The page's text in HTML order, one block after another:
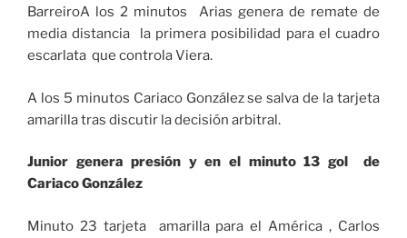
BarreiroA los 2 minutos Arias genera de remate de
media distancia la primera posibilidad para el cuadro
escarlata que controla Viera.
A los 5 minutos Cariaco González se salva de la tarjeta
amarilla tras discutir la decisión arbitral.
Junior genera presión y en el minuto 13 gol de
Cariaco González
Minuto 23 tarjeta amarilla para el América , Carlos